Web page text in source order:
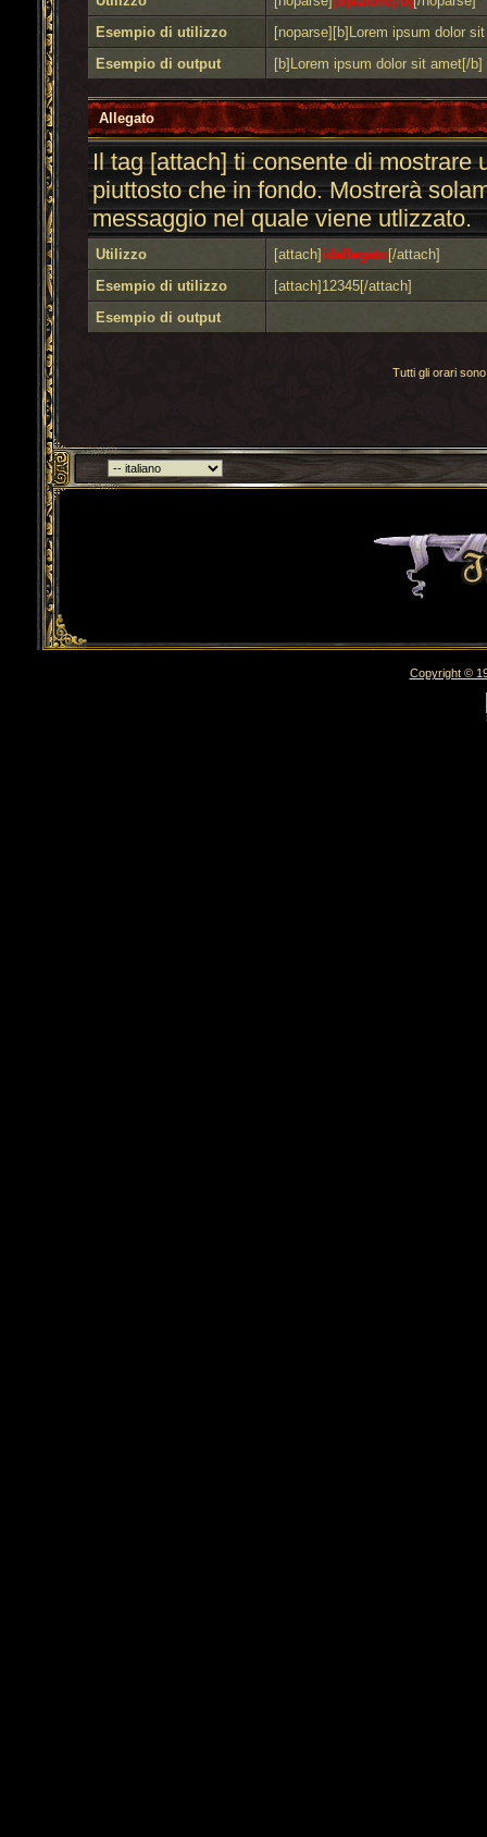
Esempio di utilizzo
[noparse][b]Lorem ipsum dolor
Esempio di output
[b]Lorem ipsum dolor sit amet[/b]
Allegato
Il tag [attach] ti consente di mostrare
piuttosto che in fondo. Mostrerà
messaggio nel quale viene utlizzato.
Utilizzo [attach] idallegato[/attach]
Esempio di utilizzo
[attach]12345[/attach]
Esempio di output
Tutti gli orari
Torna indietro
Copyright ©